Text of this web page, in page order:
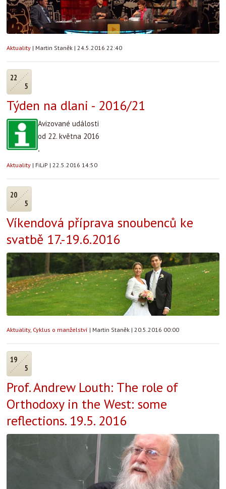
Aktuality | Martin Staněk | 24.5.2016 22:40
22
5
Týden na dlani - 2016/21
Avizované události
od 22. května 2016
.
Aktuality | FiLiP | 22.5.2016 14:50
20
5
Víkendová příprava snoubenců ke
svatbě 17.-19.6.2016
Aktuality, Cyklus o manželství | Martin Staněk | 20.5.2016 00:00
19
5
Prof. Andrew Louth: The role of
Orthodoxy in the West: some
reflections. 19.5. 2016